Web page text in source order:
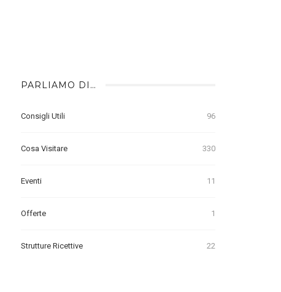
PARLIAMO DI…
Consigli Utili 96
Cosa Visitare 330
Eventi 11
Offerte 1
Strutture Ricettive 22